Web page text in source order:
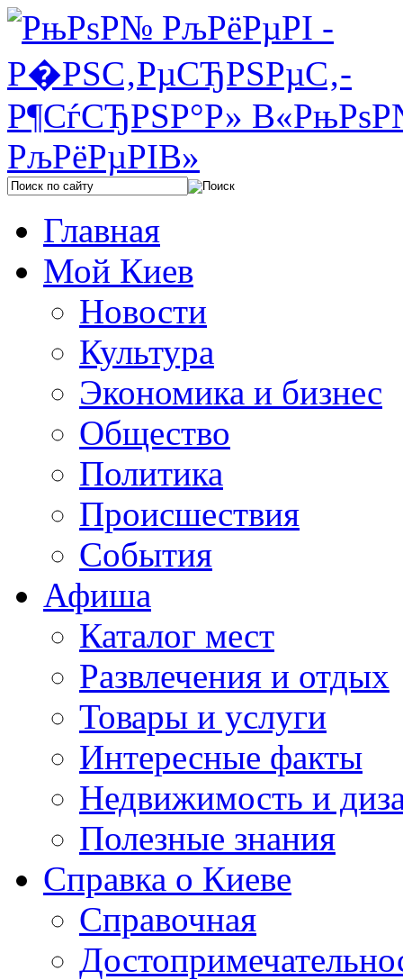
Главная
Мой Киев
Новости
Культура
Экономика и бизнес
Общество
Политика
Происшествия
События
Афиша
Каталог мест
Развлечения и отдых
Товары и услуги
Интересные факты
Недвижимость и
Полезные знания
Справка о Киеве
Справочная